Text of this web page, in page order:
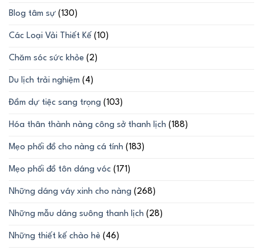
Blog tâm sự (130)
Các Loại Vải Thiết Kế (10)
Chăm sóc sức khỏe (2)
Du lịch trải nghiệm (4)
Đầm dự tiệc sang trọng (103)
Hóa thân thành nàng công sở thanh lịch (188)
Mẹo phối đồ cho nàng cá tính (183)
Mẹo phối đồ tôn dáng vóc (171)
Những dáng váy xinh cho nàng (268)
Những mẫu dáng suông thanh lịch (28)
Những thiết kế chào hè (46)